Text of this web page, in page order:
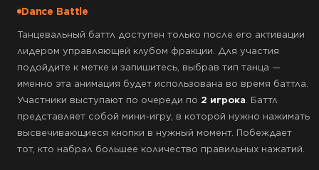
Dance Battle
Танцевальный баттл доступен только после его активации
лидером управляющей клубом фракции. Для участия
подойдите к метке и запишитесь, выбрав тип танца —
именно эта анимация будет использована во время баттла.
Участники выступают по очереди по 2 игрока. Баттл
представляет собой мини-игру, в которой нужно нажимать
высвечивающиеся кнопки в нужный момент. Побеждает
тот, кто набрал большее количество правильных нажатий.